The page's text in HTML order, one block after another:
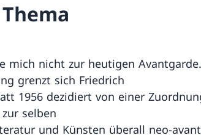
mich nicht zur heutigen
grenzt sich Friedrich
1956 dezidiert von einer
selben
und Künsten überall neo-